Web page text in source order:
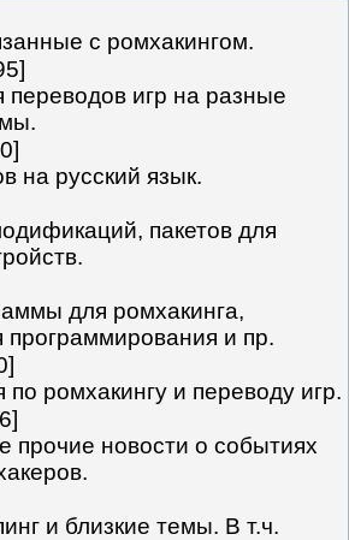
с ромхакингом.
переводов игр на разные
на русский язык.
пакетов для
для ромхакинга,
программирования и пр.
по ромхакингу и переводу игр.
прочие новости о событиях
и близкие темы. В т.ч.